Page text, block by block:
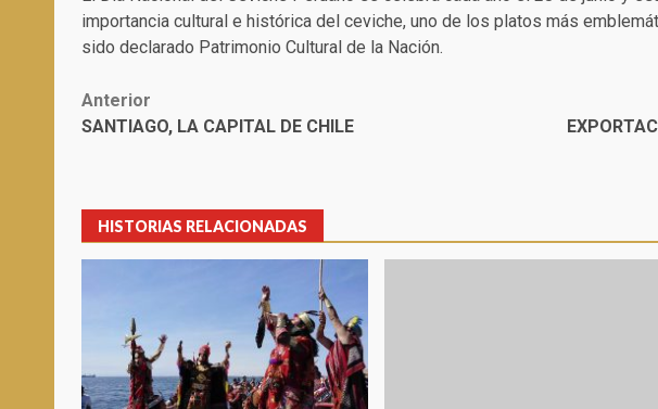
importancia cultural e histórica del ceviche, uno de los platos más
sido declarado Patrimonio Cultural de la Nación.
Post
navigation
Anterior
SANTIAGO, LA CAPITAL DE CHILE
HISTORIAS RELACIONADAS